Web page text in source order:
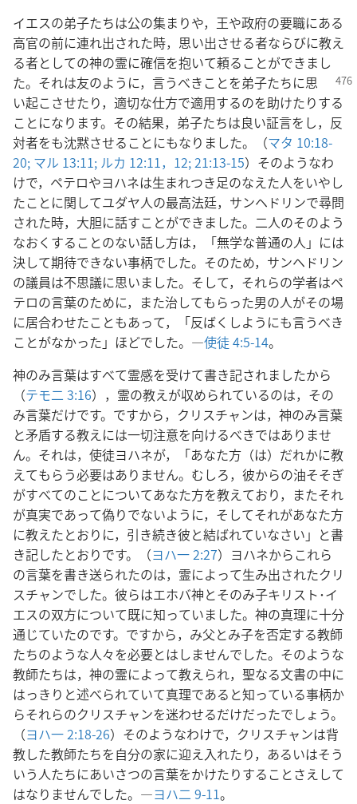
イエスの弟子たちは公の集まりや，王や政府の要職にある
高官の前に連れ出された時，思い出させる者ならびに教え
る者としての神の霊に確信を抱いて頼ることができまし
た。それは友のように，言うべきことを弟子たちに思
い起こさせたり，適切な仕方で適用するのを助けたりする
ことになります。その結果，弟子たちは良い証言をし，反
対者をも沈黙させることにもなりました。（マタ 10:18-
20; マル 13:11; ルカ 12:11，12;21:13-15）そのようなわ
けで，ペテロやヨハネは生まれつき足のなえた人をいやし
たことに関してユダヤ人の最高法廷，サンヘドリンで尋問
された時，大胆に話すことができました。二人のそのよう
なおくすることのない話し方は，「無学な普通の人」には
決して期待できない事柄でした。そのため，サンヘドリン
の議員は不思議に思いました。そして，それらの学者はペ
テロの言葉のために，また治してもらった男の人がその場
に居合わせたこともあって，「反ばくしようにも言うべき
ことがなかった」ほどでした。―使徒 4:5-14。
神のみ言葉はすべて霊感を受けて書き記されましたから
（テモ二 3:16），霊の教えが収められているのは，その
み言葉だけです。ですから，クリスチャンは，神のみ言葉
と矛盾する教えには一切注意を向けるべきではありませ
ん。それは，使徒ヨハネが，「あなた方（は）だれかに教
えてもらう必要はありません。むしろ，彼からの油そそぎ
がすべてのことについてあなた方を教えており，またそれ
が真実であって偽りでないように，そしてそれがあなた方
に教えたとおりに，引き続き彼と結ばれていなさい」と書
き記したとおりです。（ヨハ一 2:27）ヨハネからこれら
の言葉を書き送られたのは，霊によって生み出されたクリ
スチャンでした。彼らはエホバ神とそのみ子キリスト･イ
エスの双方について既に知っていました。神の真理に十分
通じていたのです。ですから，み父とみ子を否定する教師
たちのような人々を必要とはしませんでした。そのような
教師たちは，神の霊によって教えられ，聖なる文書の中に
はっきりと述べられていて真理であると知っている事柄か
らそれらのクリスチャンを迷わせるだけだったでしょう。
（ヨハ一 2:18-26）そのようなわけで，クリスチャンは背
教した教師たちを自分の家に迎え入れたり，あるいはそう
いう人たちにあいさつの言葉をかけたりすることさえして
はなりませんでした。―ヨハ二 9-11。